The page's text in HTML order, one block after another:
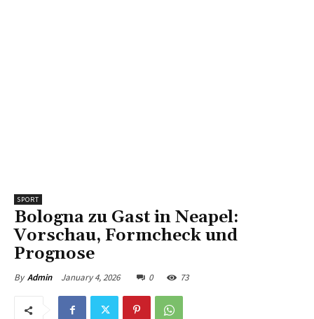
SPORT
Bologna zu Gast in Neapel:
Vorschau, Formcheck und
Prognose
By Admin January 4, 2026 0 73